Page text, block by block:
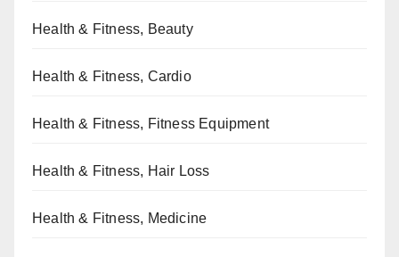
Health & Fitness, Beauty
Health & Fitness, Cardio
Health & Fitness, Fitness Equipment
Health & Fitness, Hair Loss
Health & Fitness, Medicine